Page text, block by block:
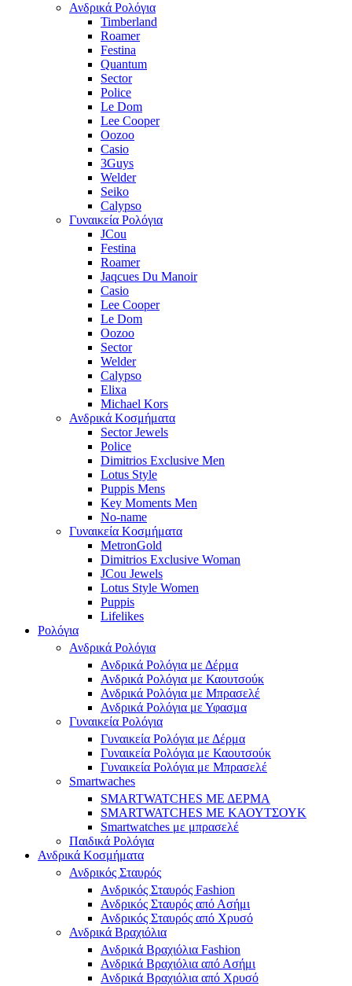
Ανδρικά Ρολόγια
Timberland
Roamer
Festina
Quantum
Sector
Police
Le Dom
Lee Cooper
Oozoo
Casio
3Guys
Welder
Seiko
Calypso
Γυναικεία Ρολόγια
JCou
Festina
Roamer
Jaqcues Du Manoir
Casio
Lee Cooper
Le Dom
Oozoo
Sector
Welder
Calypso
Elixa
Michael Kors
Ανδρικά Κοσμήματα
Sector Jewels
Police
Dimitrios Exclusive Men
Lotus Style
Puppis Mens
Key Moments Men
No-name
Γυναικεία Κοσμήματα
MetronGold
Dimitrios Exclusive Woman
JCou Jewels
Lotus Style Women
Puppis
Lifelikes
Ρολόγια
Ανδρικά Ρολόγια
Ανδρικά Ρολόγια με Δέρμα
Ανδρικά Ρολόγια με Καουτσούκ
Ανδρικά Ρολόγια με Μπρασελέ
Ανδρικά Ρολόγια με Υφασμα
Γυναικεία Ρολόγια
Γυναικεία Ρολόγια με Δέρμα
Γυναικεία Ρολόγια με Καουτσούκ
Γυναικεία Ρολόγια με Μπρασελέ
Smartwaches
SMARTWATCHES ΜΕ ΔΕΡΜΑ
SMARTWATCHES ΜΕ ΚΑΟΥΤΣΟΥΚ
Smartwatches με μπρασελέ
Παιδικά Ρολόγια
Ανδρικά Κοσμήματα
Ανδρικός Σταυρός
Ανδρικός Σταυρός Fashion
Ανδρικός Σταυρός από Ασήμι
Ανδρικός Σταυρός από Χρυσό
Ανδρικά Βραχιόλια
Ανδρικά Βραχιόλια Fashion
Ανδρικά Βραχιόλια από Ασήμι
Ανδρικά Βραχιόλια από Χρυσό